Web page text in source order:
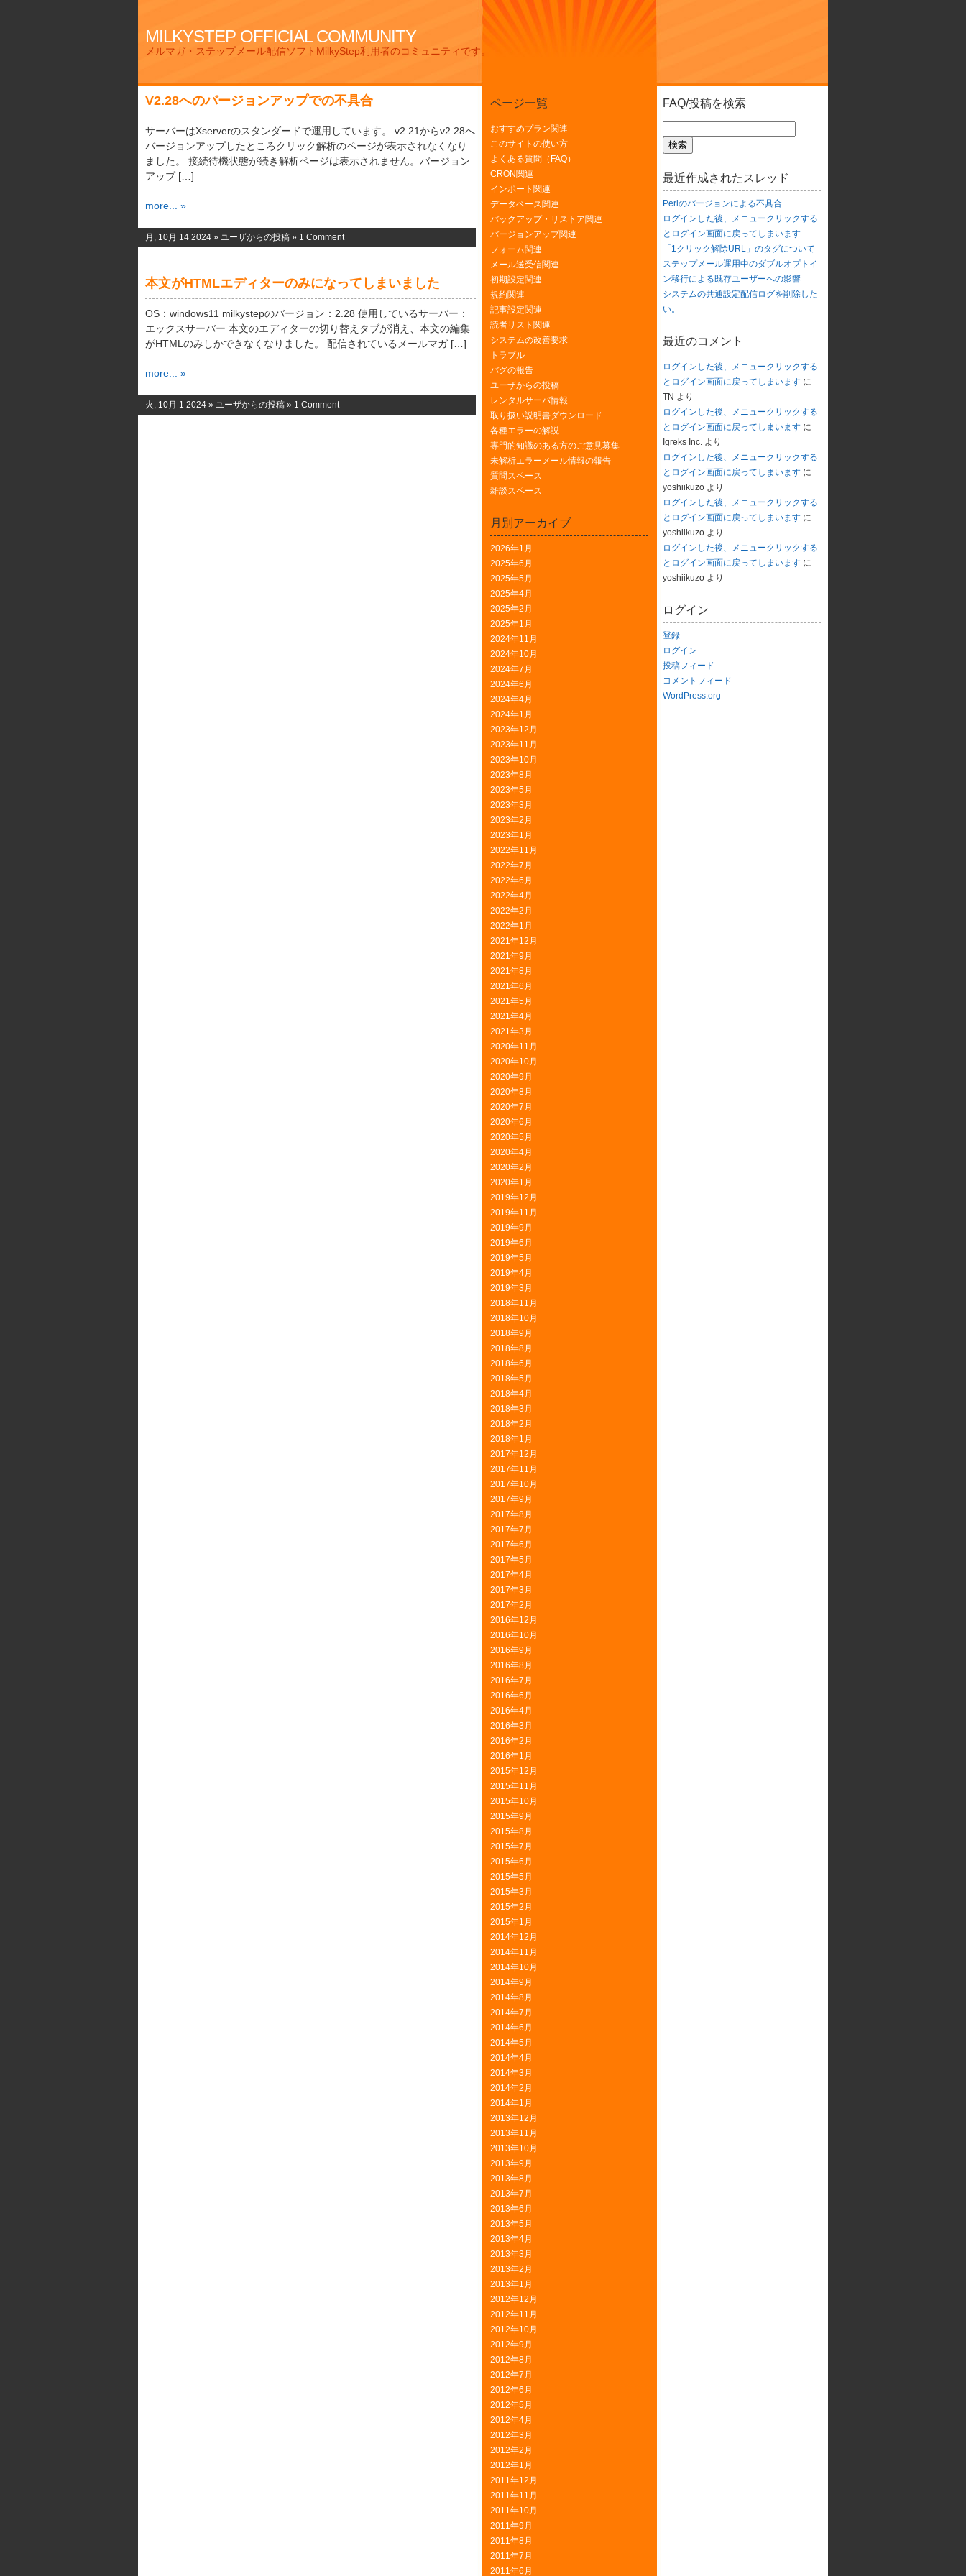
MILKYSTEP OFFICIAL COMMUNITY
メルマガ・ステップメール配信ソフトMilkyStep利用者のコミュニティです。
V2.28へのバージョンアップでの不具合
サーバーはXserverのスタンダードで運用しています。 v2.21からv2.28へ
バージョンアップしたところクリック解析のページが表示されなくなり
ました。 接続待機状態が続き解析ページは表示されません。バージョン
アップ […]
more... »
月, 10月 14 2024 » ユーザからの投稿 » 1 Comment
本文がHTMLエディターのみになってしまいました
OS：windows11 milkystepのバージョン：2.28 使用しているサーバー：
エックスサーバー 本文のエディターの切り替えタブが消え、本文の編集
がHTMLのみしかできなくなりました。 配信されているメールマガ […]
more... »
火, 10月 1 2024 » ユーザからの投稿 » 1 Comment
ページ一覧
おすすめプラン関連
このサイトの使い方
よくある質問（FAQ）
CRON関連
インポート関連
データベース関連
バックアップ・リストア関連
バージョンアップ関連
フォーム関連
メール送受信関連
初期設定関連
規約関連
記事設定関連
読者リスト関連
システムの改善要求
トラブル
バグの報告
ユーザからの投稿
レンタルサーバ情報
取り扱い説明書ダウンロード
各種エラーの解説
専門的知識のある方のご意見募集
未解析エラーメール情報の報告
質問スペース
雑談スペース
月別アーカイブ
2026年1月
2025年6月
2025年5月
2025年4月
2025年2月
2025年1月
2024年11月
2024年10月
2024年7月
2024年6月
2024年4月
2024年1月
2023年12月
2023年11月
2023年10月
2023年8月
2023年5月
2023年3月
2023年2月
2023年1月
2022年11月
2022年7月
2022年6月
2022年4月
2022年2月
2022年1月
2021年12月
2021年9月
2021年8月
2021年6月
2021年5月
2021年4月
2021年3月
2020年11月
2020年10月
2020年9月
2020年8月
2020年7月
2020年6月
2020年5月
2020年4月
2020年2月
2020年1月
2019年12月
2019年11月
2019年9月
2019年6月
2019年5月
2019年4月
2019年3月
2018年11月
2018年10月
2018年9月
2018年8月
2018年6月
2018年5月
2018年4月
2018年3月
2018年2月
2018年1月
2017年12月
2017年11月
2017年10月
2017年9月
2017年8月
2017年7月
2017年6月
2017年5月
2017年4月
2017年3月
2017年2月
2016年12月
2016年10月
2016年9月
2016年8月
2016年7月
2016年6月
2016年4月
2016年3月
2016年2月
2016年1月
2015年12月
2015年11月
2015年10月
2015年9月
2015年8月
2015年7月
2015年6月
2015年5月
2015年3月
2015年2月
2015年1月
2014年12月
2014年11月
2014年10月
2014年9月
2014年8月
2014年7月
2014年6月
2014年5月
2014年4月
2014年3月
2014年2月
2014年1月
2013年12月
2013年11月
2013年10月
2013年9月
2013年8月
2013年7月
2013年6月
2013年5月
2013年4月
2013年3月
2013年2月
2013年1月
2012年12月
2012年11月
2012年10月
2012年9月
2012年8月
2012年7月
2012年6月
2012年5月
2012年4月
2012年3月
2012年2月
2012年1月
2011年12月
2011年11月
2011年10月
2011年9月
2011年8月
2011年7月
2011年6月
FAQ/投稿を検索
最近作成されたスレッド
Perlのバージョンによる不具合
ログインした後、メニュークリックする
とログイン画面に戻ってしまいます
「1クリック解除URL」のタグについて
ステップメール運用中のダブルオプトイ
ン移行による既存ユーザーへの影響
システムの共通設定配信ログを削除した
い。
最近のコメント
ログインした後、メニュークリックする
とログイン画面に戻ってしまいます に
TN より
ログインした後、メニュークリックする
とログイン画面に戻ってしまいます に
Igreks Inc. より
ログインした後、メニュークリックする
とログイン画面に戻ってしまいます に
yoshiikuzo より
ログインした後、メニュークリックする
とログイン画面に戻ってしまいます に
yoshiikuzo より
ログインした後、メニュークリックする
とログイン画面に戻ってしまいます に
yoshiikuzo より
ログイン
登録
ログイン
投稿フィード
コメントフィード
WordPress.org